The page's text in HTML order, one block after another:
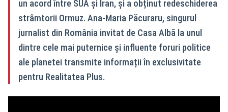
un acord între SUA și Iran, și a obținut redeschiderea
strâmtorii Ormuz. Ana-Maria Păcuraru, singurul
jurnalist din România invitat de Casa Albă la unul
dintre cele mai puternice și influente foruri politice
ale planetei transmite informații în exclusivitate
pentru Realitatea Plus.